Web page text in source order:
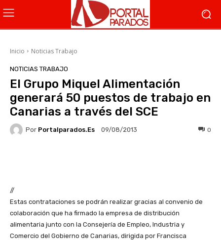
Inicio Noticias Trabajo
NOTICIAS TRABAJO
El Grupo Miquel Alimentación
generará 50 puestos de trabajo en
Canarias a través del SCE
Por Portalparados.es 09/08/2013 0
//
Estas contrataciones se podrán realizar gracias al convenio de
colaboración que ha firmado la empresa de distribución
alimentaria junto con la Consejería de Empleo, Industria y
Comercio del Gobierno de Canarias, dirigida por Francisca